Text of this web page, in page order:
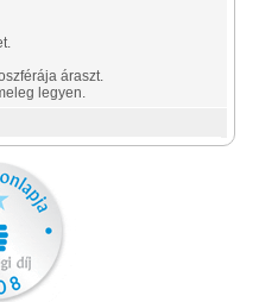
áraszt.
legyen.